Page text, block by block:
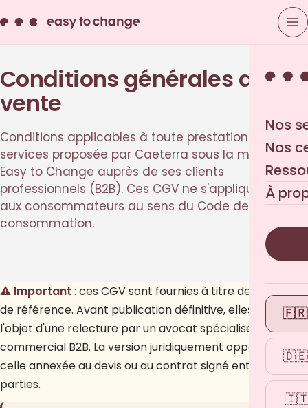
Nos
Nos
À
🇫🇷
🇩🇪
Conditions générales de
vente
Conditions applicables à toute prestation de
services proposée par Caeterra sous la marque
Easy to Change auprès de ses clients
professionnels (B2B). Ces CGV ne s'appliquent pas
aux consommateurs au sens du Code de la
consommation.
⚠️ Important : ces CGV sont fournies à titre de version
de référence. Avant publication définitive, elles font
l'objet d'une relecture par un avocat spécialisé en droit
commercial B2B. La version juridiquement opposable est
celle annexée au devis ou au contrat signé entre les
parties.